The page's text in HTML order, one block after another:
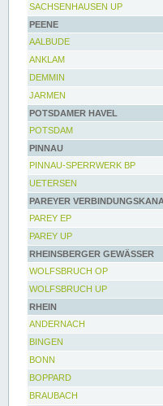
SACHSENHAUSEN UP
PEENE
AALBUDE
ANKLAM
DEMMIN
JARMEN
POTSDAMER HAVEL
POTSDAM
PINNAU
PINNAU-SPERRWERK BP
UETERSEN
PAREYER
PAREY EP
PAREY UP
RHEINSBERGER GEWÄSSER
WOLFSBRUCH OP
WOLFSBRUCH UP
RHEIN
ANDERNACH
BINGEN
BONN
BOPPARD
BRAUBACH